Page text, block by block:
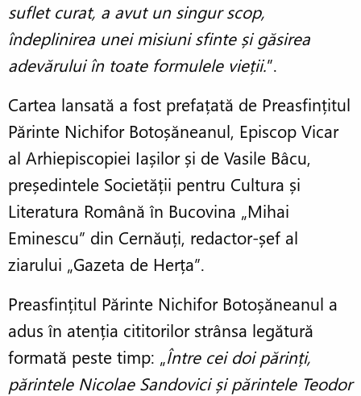
suflet curat, a avut un singur scop,
îndeplinirea unei misiuni sfinte și găsirea
adevărului în toate formulele vieții.”.
Cartea lansată a fost prefațată de Preasfințitul
Părinte Nichifor Botoșăneanul, Episcop Vicar
al Arhiepiscopiei Iașilor și de Vasile Bâcu,
președintele Societății pentru Cultura și
Literatura Română în Bucovina „Mihai
Eminescu” din Cernăuți, redactor-șef al
ziarului „Gazeta de Herța”.
Preasfințitul Părinte Nichifor Botoșăneanul a
adus în atenția cititorilor strânsa legătură
formată peste timp: „Între cei doi părinți,
părintele Nicolae Sandovici și părintele Teodor